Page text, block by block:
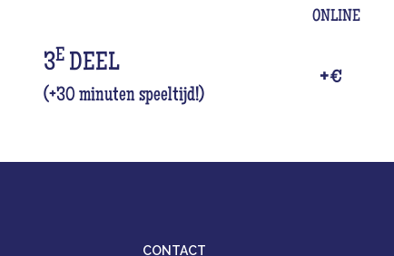
ONLINE
3E DEEL
(+30 minuten speeltijd!)
+€
CONTACT